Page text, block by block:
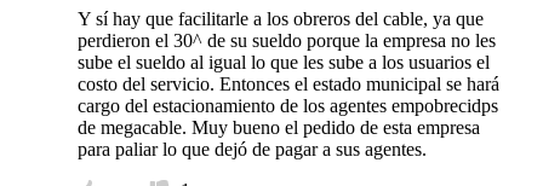
Y sí hay que facilitarle a los obreros del cable, ya que
perdieron el 30^ de su sueldo porque la empresa no les
sube el sueldo al igual lo que les sube a los usuarios el
costo del servicio. Entonces el estado municipal se hará
cargo del estacionamiento de los agentes empobrecidps
de megacable. Muy bueno el pedido de esta empresa
para paliar lo que dejó de pagar a sus agentes.